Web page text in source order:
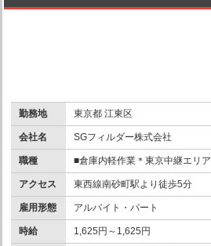
勤務地 東京都 江東区
会社名 SGフィルダー株式会社
職種 ■倉庫内軽作業＊東京中継エリア
アクセス 東西線南砂町駅より徒歩5分
雇用形態 アルバイト・パート
時給 1,625円～1,625円